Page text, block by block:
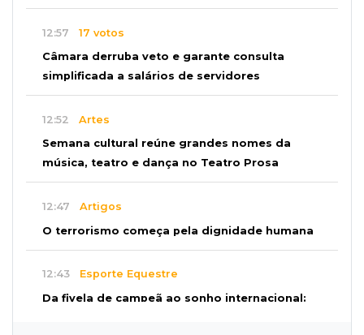
12:57 17 votos
Câmara derruba veto e garante consulta
simplificada a salários de servidores
12:52 Artes
Semana cultural reúne grandes nomes da
música, teatro e dança no Teatro Prosa
12:47 Artigos
O terrorismo começa pela dignidade humana
12:43 Esporte Equestre
Da fivela de campeã ao sonho internacional: